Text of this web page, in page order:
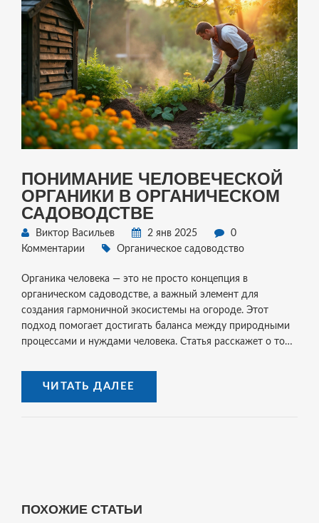
ПОНИМАНИЕ ЧЕЛОВЕЧЕСКОЙ
ОРГАНИКИ В ОРГАНИЧЕСКОМ
САДОВОДСТВЕ
Виктор Васильев 2 янв 2025
0
Комментарии
Органическое садоводство
Органика человека — это не просто концепция в
органическом садоводстве, а важный элемент для
создания гармоничной экосистемы на огороде. Этот
подход помогает достигать баланса между природными
процессами и нуждами человека. Статья расскажет о том,
практики можно применять для сохранения здоровья
почвы и растений на участке, а также важные советы для
поднятия эффекта от своих усилий.
ЧИТАТЬ ДАЛЕЕ
ПОХОЖИЕ СТАТЬИ